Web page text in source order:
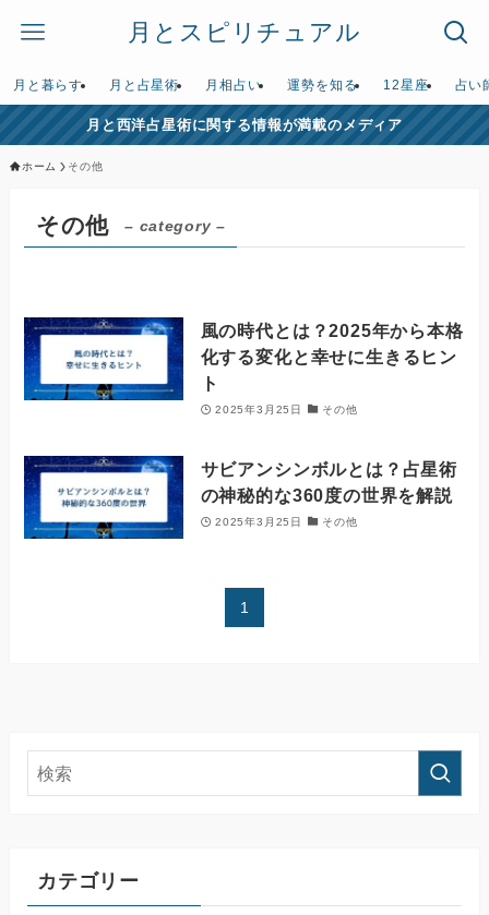
月とスピリチュアル
月と暮らす 月と占星術 月相占い 運勢を知る 12星座 占い
月と西洋占星術に関する情報が満載のメディア
ホーム その他
その他 – category –
風の時代とは？2025年から本格
化する変化と幸せに生きるヒン
ト
2025年3月25日 その他
サビアンシンボルとは？占星術
の神秘的な360度の世界を解説
2025年3月25日 その他
1
カテゴリー